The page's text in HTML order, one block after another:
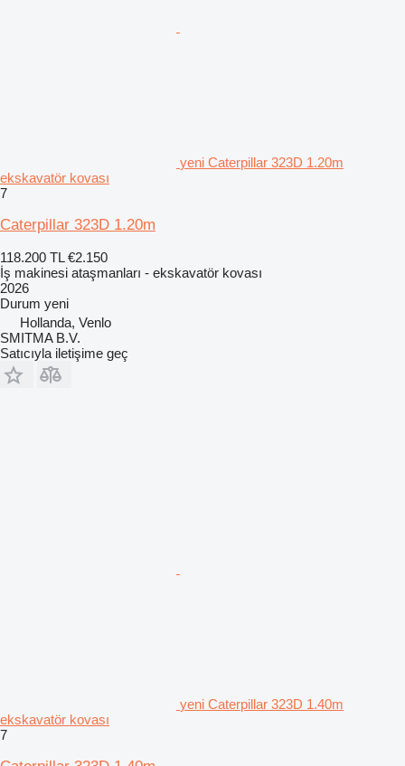
yeni Caterpillar 323D 1.20m
ekskavatör kovası
7
Caterpillar 323D 1.20m
118.200 TL €2.150
İş makinesi ataşmanları - ekskavatör kovası
2026
Durum yeni
Hollanda, Venlo
SMITMA B.V.
Satıcıyla iletişime geç
yeni Caterpillar 323D 1.40m
ekskavatör kovası
7